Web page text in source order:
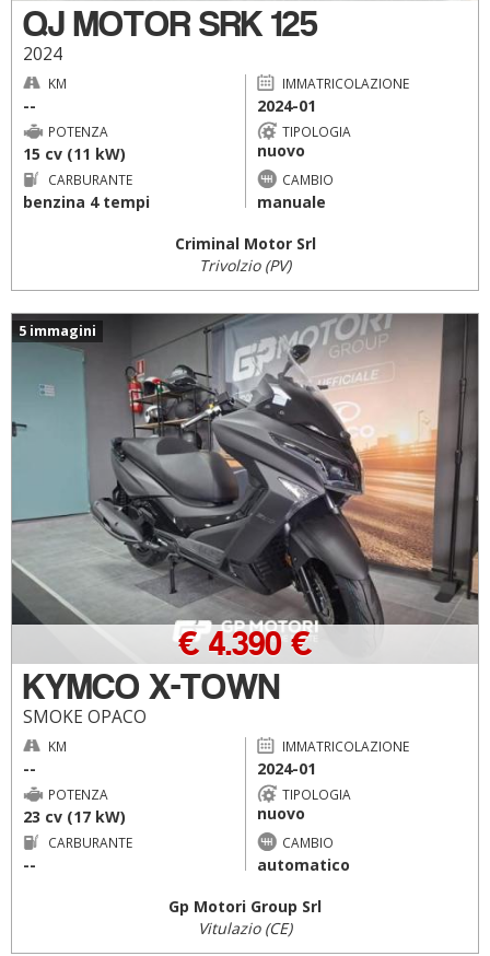
QJ MOTOR SRK 125
2024
KM
--
IMMATRICOLAZIONE
2024-01
POTENZA
15 cv (11 kW)
TIPOLOGIA
nuovo
CARBURANTE
benzina 4 tempi
CAMBIO
manuale
Criminal Motor Srl
Trivolzio (PV)
5 immagini
KYMCO X-TOWN
SMOKE OPACO
€ 4.390 €
KM
--
IMMATRICOLAZIONE
2024-01
POTENZA
23 cv (17 kW)
TIPOLOGIA
nuovo
CARBURANTE
--
CAMBIO
automatico
Gp Motori Group Srl
Vitulazio (CE)